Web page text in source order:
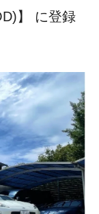
】 に登録